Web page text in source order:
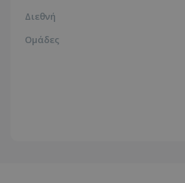
Διεθνή
Ομάδες